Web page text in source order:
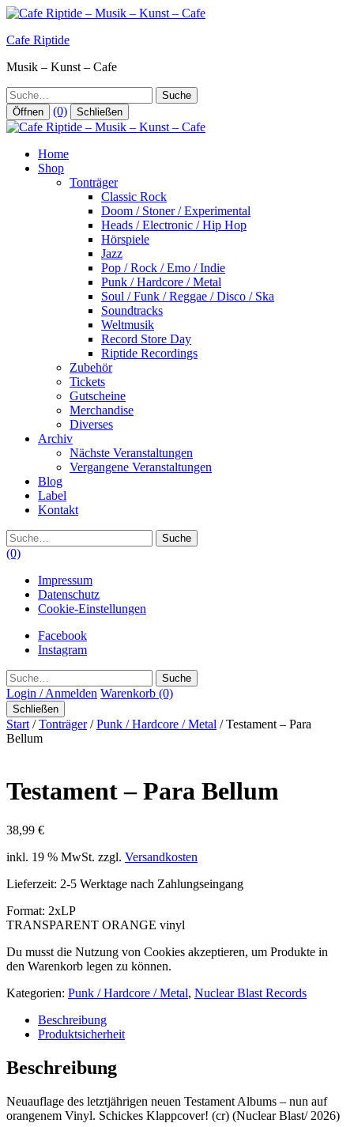
Zum
springen
Cafe Riptide
Musik – Kunst – Cafe
Suche
Öffnen (0) Schließen
Home
Shop
Tonträger
Classic Rock
Doom / Stoner / Experimental
Heads / Electronic / Hip Hop
Hörspiele
Jazz
Pop / Rock / Emo / Indie
Punk / Hardcore / Metal
Soul / Funk / Reggae / Disco / Ska
Soundtracks
Weltmusik
Record Store Day
Riptide Recordings
Zubehör
Tickets
Gutscheine
Merchandise
Diverses
Archiv
Nächste Veranstaltungen
Vergangene Veranstaltungen
Blog
Label
Kontakt
Suche
(0)
Impressum
Datenschutz
Cookie-Einstellungen
Facebook
Instagram
Suche
Login / Anmelden Warenkorb (0)
Schließen
Start /Tonträger/Punk / Hardcore / Metal / Testament – Para
Bellum
Testament – Para Bellum
38,99 €
inkl. 19 % MwSt. zzgl. Versandkosten
Lieferzeit: 2-5 Werktage nach Zahlungseingang
Format: 2xLP
TRANSPARENT ORANGE vinyl
Du musst die Nutzung von Cookies akzeptieren, um Produkte in
den Warenkorb legen zu können.
Kategorien: Punk / Hardcore / Metal, Nuclear Blast Records
Beschreibung
Produktsicherheit
Beschreibung
Neuauflage des letztjährigen neuen Testament Albums – nun auf
orangenem Vinyl. Schickes Klappcover! (cr) (Nuclear Blast/ 2026)